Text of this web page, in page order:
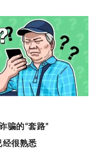
骗的“套路”
经很熟悉